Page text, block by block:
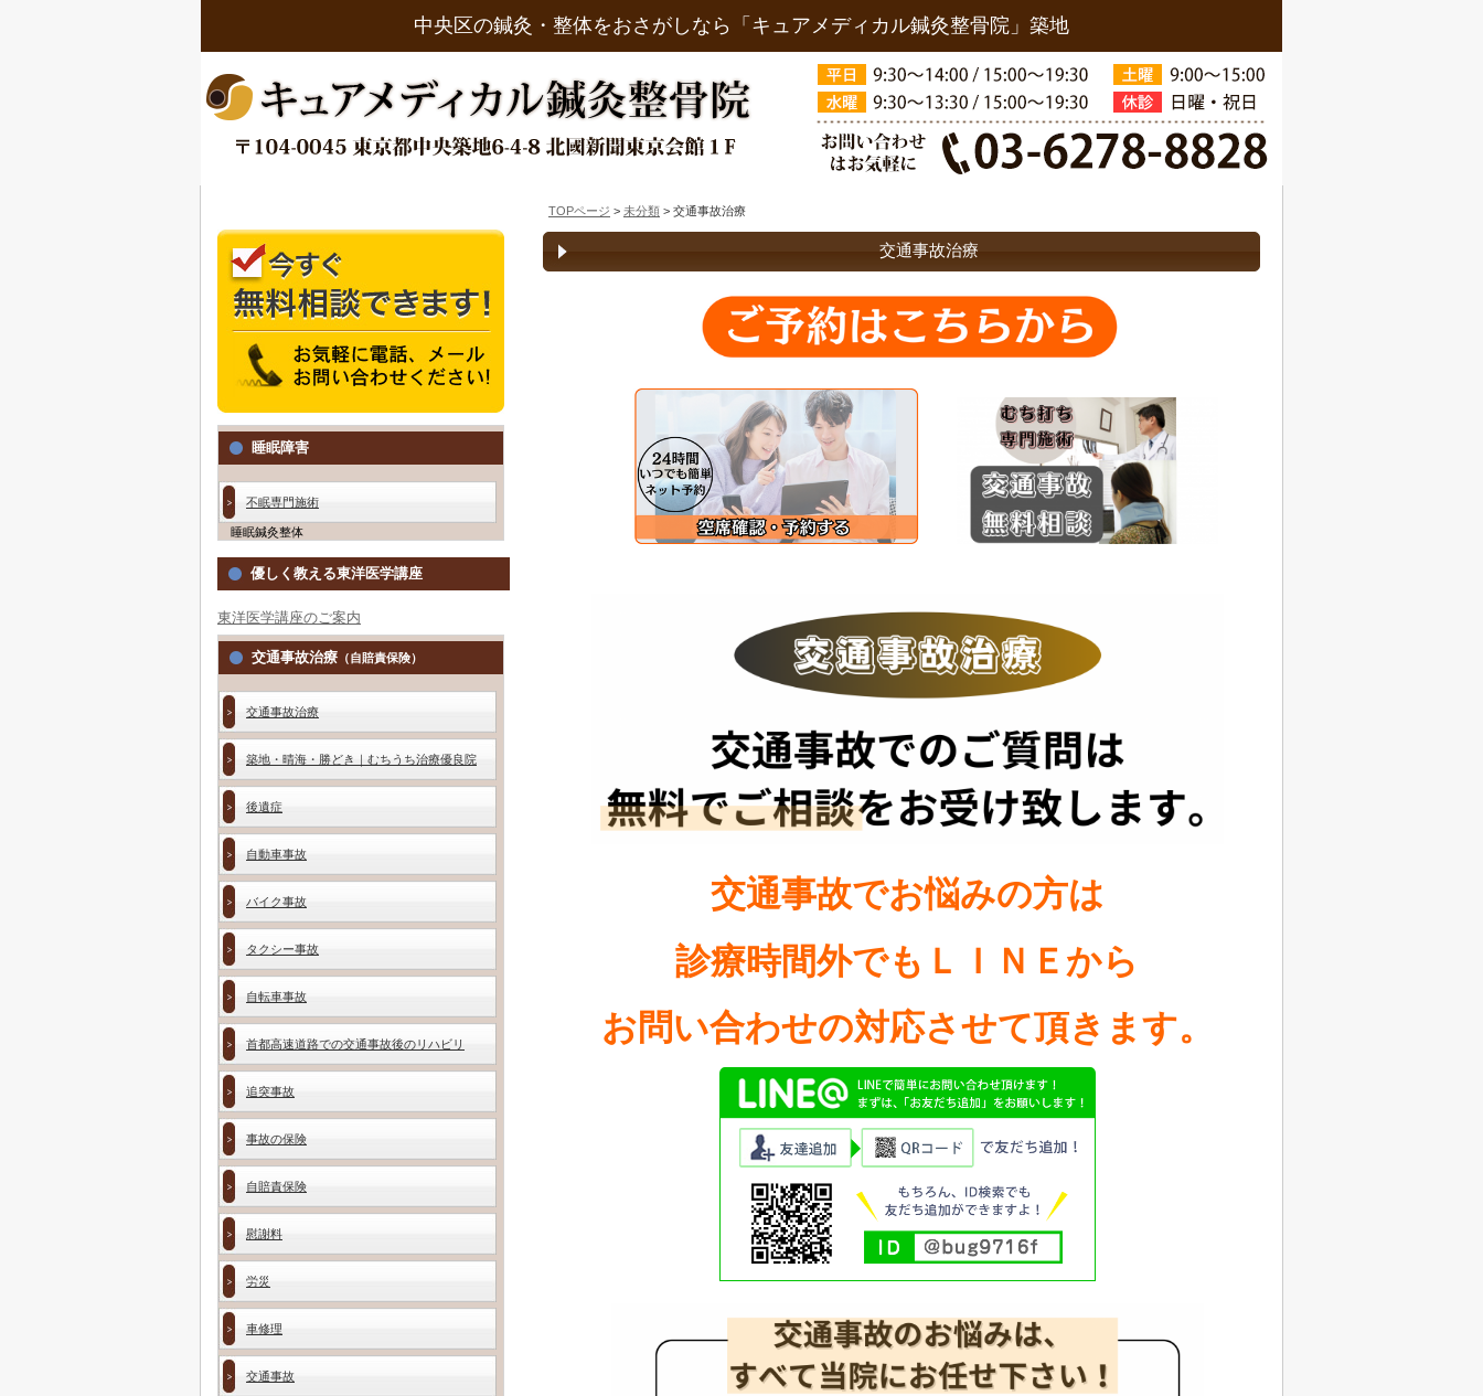
中央区の鍼灸・整体をおさがしなら「キュアメディカル鍼灸整骨院」築地
TOPページ > 未分類 > 交通事故治療
交通事故治療
交通事故でお悩みの方は
診療時間外でもＬＩＮＥから
お問い合わせの対応させて頂きます。
睡眠障害
不眠専門施術
睡眠鍼灸整体
優しく教える東洋医学講座
東洋医学講座のご案内
交通事故治療 （自賠責保険）
交通事故治療
築地・晴海・勝どき｜むちうち治療優良院
後遺症
自動車事故
バイク事故
タクシー事故
自転車事故
首都高速道路での交通事故後のリハビリ
追突事故
事故の保険
自賠責保険
慰謝料
労災
車修理
交通事故